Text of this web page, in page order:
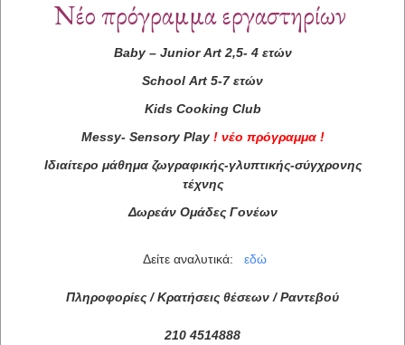
Νέο πρόγραμμα εργαστηρίων
Baby– Junior Art2,5- 4 ετών
School Art 5-7 ετών
Kids Cooking Club
Messy- Sensory Play ! νέο πρόγραμμα !
Ιδιαίτερο μάθημα ζωγραφικής-γλυπτικής-σύγχρονης
τέχνης
Δωρεάν Ομάδες Γονέων
Δείτε αναλυτικά: εδώ
Πληροφορίες / Κρατήσεις θέσεων / Ραντεβού
210 4514888